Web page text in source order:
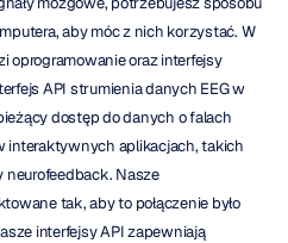
aby móc z nich korzystać. W
oprogramowanie oraz interfejsy
API strumienia danych EEG w
dostęp do danych o falach
interaktywnych aplikacjach, takich
Nasze
tak, aby to połączenie było
interfejsy API zapewniają